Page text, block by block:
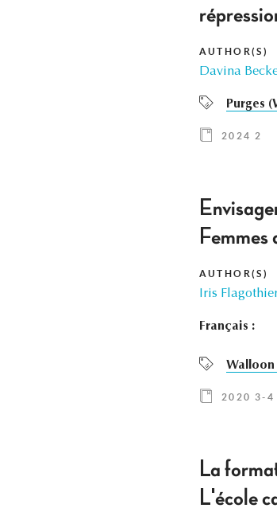
AUTHOR(S)
Davina
Purges
2024 2
AUTHOR(S)
Iris
Français :
Walloon
2020 3-4
La
L'école